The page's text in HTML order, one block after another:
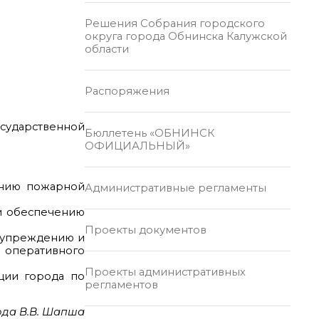
пожарной
обеспечению
и
города по
В.В. Шапша
Решения Собрания городского
округа города Обнинска Калужской
области
Распоряжения
Бюллетень «ОБНИНСК
ОФИЦИАЛЬНЫЙ»
Административные регламенты
Проекты документов
Проекты административных
регламентов